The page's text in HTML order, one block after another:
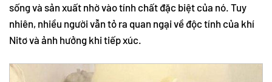
sống và sản xuất nhờ vào tính chất đặc biệt của nó. Tuy
nhiên, nhiều người vẫn tỏ ra quan ngại về độc tính của khí
Nitơ và ảnh hưởng khi tiếp xúc.